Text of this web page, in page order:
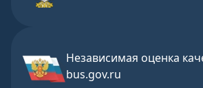
Независимая оценка
bus.gov.ru